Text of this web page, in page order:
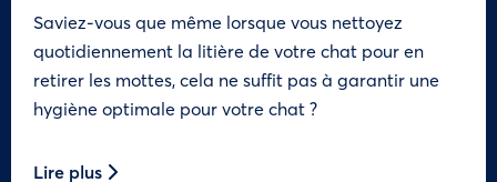
Saviez-vous que même lorsque vous nettoyez
quotidiennement la litière de votre chat pour en
retirer les mottes, cela ne suffit pas à garantir une
hygiène optimale pour votre chat ?
Lire plus